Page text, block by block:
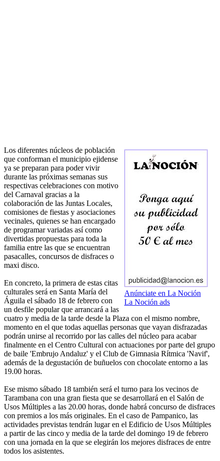
Anúnciate en La Noción
La Noción ads
Los diferentes núcleos de población
que conforman el municipio ejidense
ya se preparan para poder vivir
durante las próximas semanas sus
respectivas celebraciones con motivo
del Carnaval gracias a la
colaboración de las Juntas Locales,
comisiones de fiestas y asociaciones
vecinales, quienes se han encargado
de programar variadas así como
divertidas propuestas para toda la
familia entre las que se encuentran
pasacalles, concursos de disfraces o
maxi disco.
En concreto, la primera de estas citas
culturales será en Santa María del
Águila el sábado 18 de febrero con
un desfile popular que arrancará a las
cuatro y media de la tarde desde la Plaza con el mismo nombre,
momento en el que todas aquellas personas que vayan disfrazadas
podrán unirse al recorrido por las calles del núcleo para acabar
finalmente en el Centro Cultural con actuaciones por parte del grupo
de baile 'Embrujo Andaluz' y el Club de Gimnasia Rítmica 'Navif',
además de la degustación de buñuelos con chocolate entorno a las
19.00 horas.
Ese mismo sábado 18 también será el turno para los vecinos de
Tarambana con una gran fiesta que se desarrollará en el Salón de
Usos Múltiples a las 20.00 horas, donde habrá concurso de disfraces
con premios a los más originales. En el caso de Pampanico, las
actividades previstas tendrán lugar en el Edificio de Usos Múltiples
a partir de las cinco y media de la tarde del domingo 19 de febrero
con una jornada en la que se elegirán los mejores disfraces de entre
todos los asistentes.